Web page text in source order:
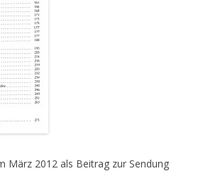
März 2012 als Beitrag zur Sendung